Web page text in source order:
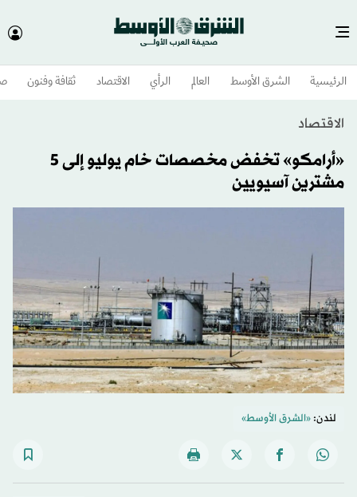
الرئيسية الشرق الأوسط​ العالم الرأي الاقتصاد ثقافة وفنون
الاقتصاد
«أرامكو» تخفض مخصصات خام يوليو إلى 5
مشترين آسيويين
لندن:«الشرق الأوسط»